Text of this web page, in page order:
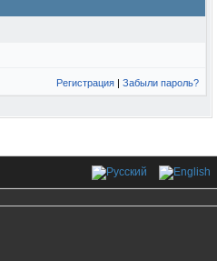
Регистрация | Забыли пароль?